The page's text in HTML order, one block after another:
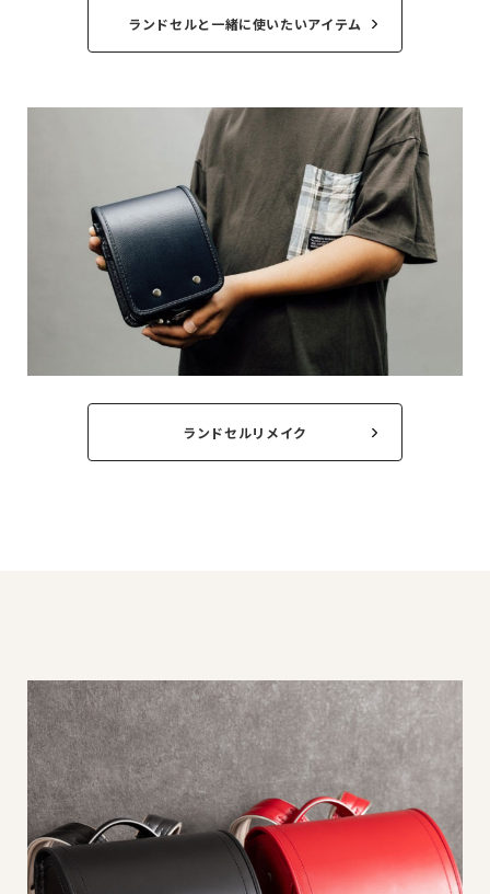
ランドセルと一緒に使いたいアイテム
ランドセルリメイク